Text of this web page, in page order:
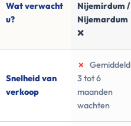
Wat verwacht
u?
Nijemirdum /
Nijemardum
❌
Snelheid van
verkoop
✗
Gemiddeld
3 tot 6
maanden
wachten